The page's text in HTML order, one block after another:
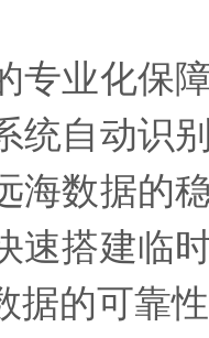
业化保障
统自动识
海数据的
速搭建临
据的可靠